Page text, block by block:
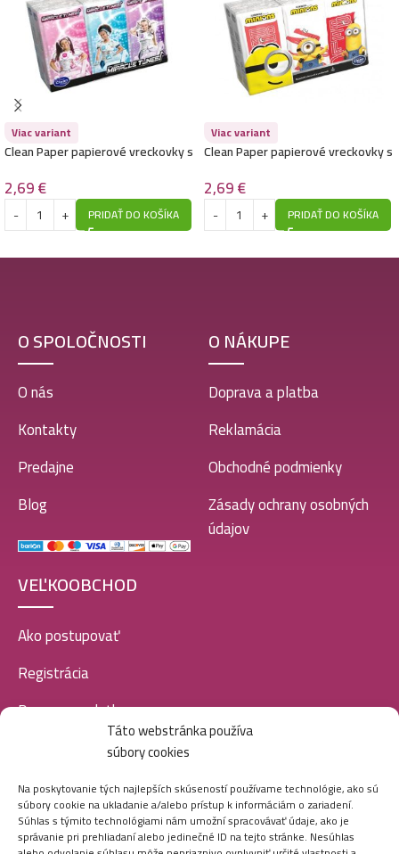
Táto webstránka používa
súbory cookies
Na poskytovanie tých najlepších skúseností používame technológie, ako sú
súbory cookie na ukladanie a/alebo prístup k informáciám o zariadení.
Súhlas s týmito technológiami nám umožní spracovávať údaje, ako je
správanie pri prehliadaní alebo jedinečné ID na tejto stránke. Nesúhlas
Viac variant
Clean Paper papierové vreckovky s
2,69€
PRIDAŤ DO KOŠÍKA
Viac variant
Clean Paper papierové vreckovky s
2,69€
PRIDAŤ DO KOŠÍKA
O SPOLOČNOSTI
O nás
Kontakty
Predajne
Blog
O NÁKUPE
Doprava a platba
Reklamácia
Obchodné podmienky
Zásady ochrany osobných
údajov
VEĽKOOBCHOD
Ako postupovať
Registrácia
Doprava a platba
SOCIÁLNE SIETE